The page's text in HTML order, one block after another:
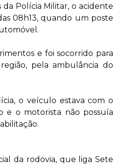
Polícia Militar, o acidente
08h13, quando um poste
e foi socorrido para
pela ambulância do
o veículo estava com o
e o motorista não possuía
da rodovia, que liga Sete